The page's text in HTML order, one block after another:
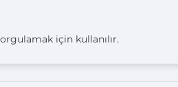
için kullanılır.